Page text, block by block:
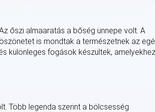
őszi almaaratás a bőség ünnepe volt. A
is mondtak a természetnek az
különleges fogások készültek, amelyekhez
Több legenda szerint a bölcsesség